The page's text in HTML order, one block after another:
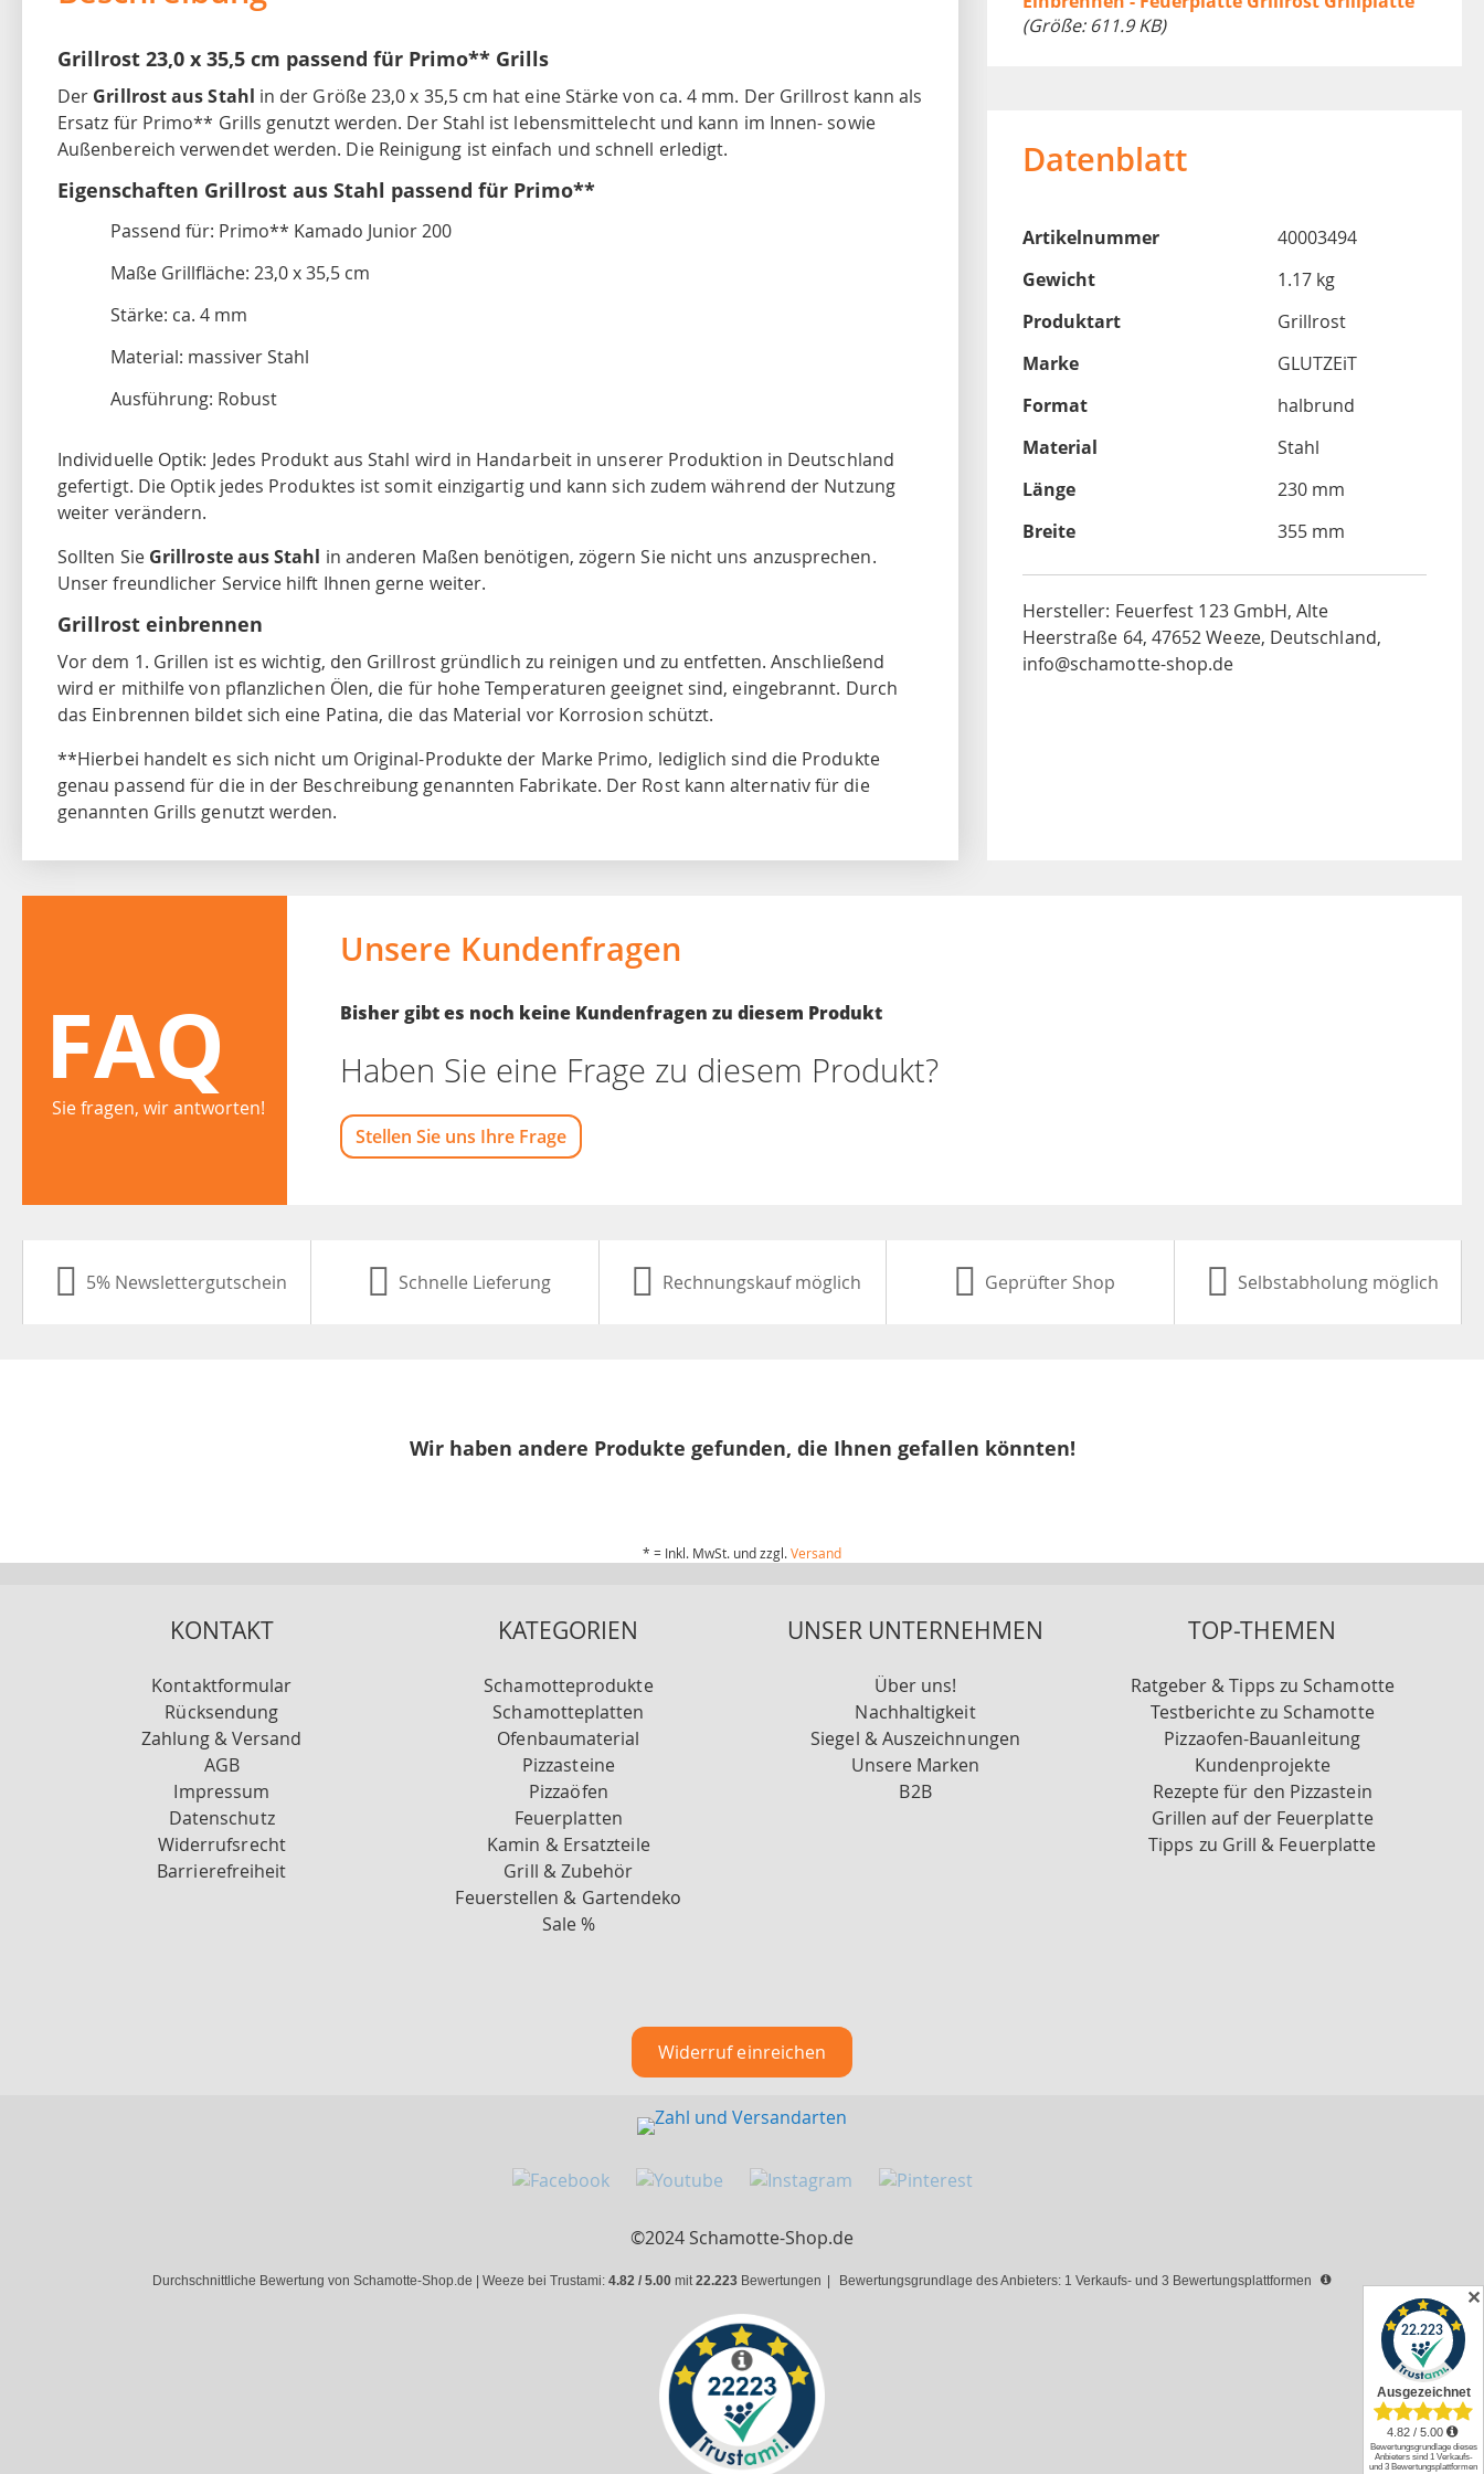
Grillrost 23,0 x 35,5 cm passend für Primo** Grills
Der Grillrost aus Stahl in der Größe 23,0 x 35,5 cm hat eine Stärke von ca. 4 mm. Der Grillrost kann als
Ersatz für Primo** Grills genutzt werden. Der Stahl ist lebensmittelecht und kann im Innen- sowie
Außenbereich verwendet werden. Die Reinigung ist einfach und schnell erledigt.
Eigenschaften Grillrost aus Stahl passend für Primo**
Passend für: Primo** Kamado Junior 200
Maße Grillfläche: 23,0 x 35,5 cm
Stärke: ca. 4 mm
Material: massiver Stahl
Ausführung: Robust
Individuelle Optik: Jedes Produkt aus Stahl wird in Handarbeit in unserer Produktion in Deutschland
gefertigt. Die Optik jedes Produktes ist somit einzigartig und kann sich zudem während der Nutzung
weiter verändern.
Sollten Sie Grillroste aus Stahl in anderen Maßen benötigen, zögern Sie nicht uns anzusprechen.
Unser freundlicher Service hilft Ihnen gerne weiter.
Grillrost einbrennen
Vor dem 1. Grillen ist es wichtig, den Grillrost gründlich zu reinigen und zu entfetten. Anschließend
wird er mithilfe von pflanzlichen Ölen, die für hohe Temperaturen geeignet sind, eingebrannt. Durch
das Einbrennen bildet sich eine Patina, die das Material vor Korrosion schützt.
**Hierbei handelt es sich nicht um Original-Produkte der Marke Primo, lediglich sind die Produkte
genau passend für die in der Beschreibung genannten Fabrikate. Der Rost kann alternativ für die
genannten Grills genutzt werden.
(Größe: 611.9 KB)
Datenblatt
Artikelnummer
40003494
Gewicht
1.17 kg
Produktart
Grillrost
Marke
GLUTZEiT
Format
halbrund
Material
Stahl
Länge
230 mm
Breite
355 mm
Hersteller: Feuerfest 123 GmbH, Alte
Heerstraße 64, 47652 Weeze, Deutschland,
info@schamotte-shop.de
FAQ
Sie fragen, wir antworten!
Unsere Kundenfragen
Bisher gibt es noch keine Kundenfragen zu diesem Produkt
Haben Sie eine Frage zu diesem Produkt?
Stellen Sie uns Ihre Frage
5% Newslettergutschein Schnelle Lieferung Rechnungskauf möglich Geprüfter Shop Selbstabholung möglich
Wir haben andere Produkte gefunden, die Ihnen gefallen könnten!
* = Inkl. MwSt. und zzgl.Versand
KONTAKT
Kontaktformular
Rücksendung
Zahlung & Versand
AGB
Impressum
Datenschutz
Widerrufsrecht
Barrierefreiheit
KATEGORIEN
Schamotteprodukte
Schamotteplatten
Ofenbaumaterial
Pizzasteine
Pizzaöfen
Feuerplatten
Kamin & Ersatzteile
Grill & Zubehör
Feuerstellen & Gartendeko
Sale %
UNSER UNTERNEHMEN
Über uns!
Nachhaltigkeit
Siegel & Auszeichnungen
Unsere Marken
B2B
TOP-THEMEN
Ratgeber & Tipps zu Schamotte
Testberichte zu Schamotte
Pizzaofen-Bauanleitung
Kundenprojekte
Rezepte für den Pizzastein
Grillen auf der Feuerplatte
Tipps zu Grill & Feuerplatte
Widerruf einreichen
©2024 Schamotte-Shop.de
Durchschnittliche Bewertung von Schamotte-Shop.de | Weeze bei Trustami: 4.82 / 5.00mit22.223 Bewertungen Bewertungsgrundlage des Anbieters: 1 Verkaufs- und 3 Bewertungsplattformen
✕